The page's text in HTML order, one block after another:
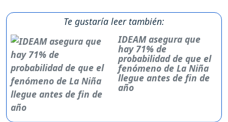
Te gustaría leer también:
IDEAM asegura que
hay 71% de
probabilidad de que el
fenómeno de La Niña
llegue antes de fin de
año